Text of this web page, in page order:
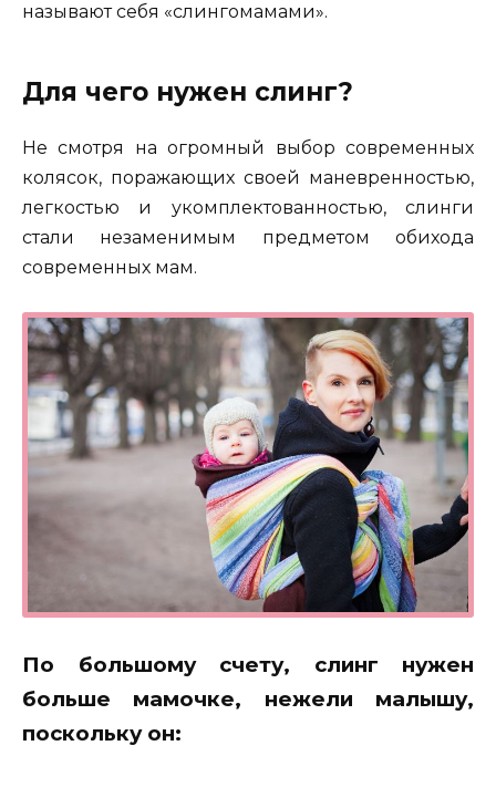
называют себя «слингомамами».
Для чего нужен слинг?
Не смотря на огромный выбор современных
колясок, поражающих своей маневренностью,
легкостью и укомплектованностью, слинги
стали незаменимым предметом обихода
современных мам.
По большому счету, слинг нужен
больше мамочке, нежели малышу,
поскольку он: